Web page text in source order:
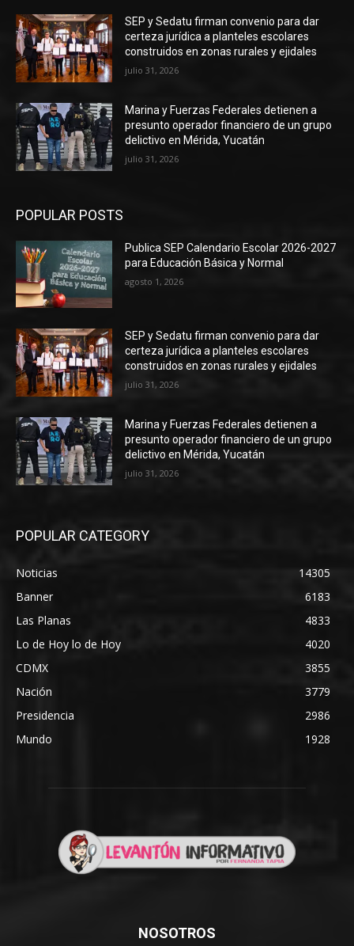
SEP y Sedatu firman convenio para dar
certeza jurídica a planteles escolares
construidos en zonas rurales y ejidales
julio 31, 2026
Marina y Fuerzas Federales detienen a
presunto operador financiero de un grupo
delictivo en Mérida, Yucatán
julio 31, 2026
POPULAR POSTS
Publica SEP Calendario Escolar 2026-2027
para Educación Básica y Normal
agosto 1, 2026
SEP y Sedatu firman convenio para dar
certeza jurídica a planteles escolares
construidos en zonas rurales y ejidales
julio 31, 2026
Marina y Fuerzas Federales detienen a
presunto operador financiero de un grupo
delictivo en Mérida, Yucatán
julio 31, 2026
POPULAR CATEGORY
Noticias
14305
Banner
6183
Las Planas
4833
Lo de Hoy lo de Hoy
4020
CDMX
3855
Nación
3779
Presidencia
2986
Mundo
1928
NOSOTROS